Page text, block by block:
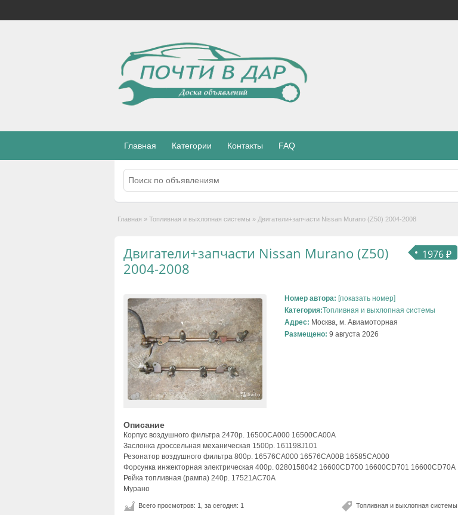
Главная Категории Контакты FAQ
Главная » Топливная и выхлопная системы » Двигатели+запчасти Nissan Murano (Z50) 2004-2008
1976 ₽
Двигатели+запчасти Nissan Murano (Z50)
2004-2008
Номер автора: [показать номер]
Категория:Топливная и выхлопная системы
Адрес: Москва, м. Авиамоторная
Размещено: 9 августа 2026
Описание
Корпус воздушного фильтра 2470р. 16500CA000 16500CA00A
Заслонка дроссельная механическая 1500р. 161198J101
Резонатор воздушного фильтра 800р. 16576CA000 16576CA00B 16585CA000
Форсунка инжекторная электрическая 400р. 0280158042 16600CD700 16600CD701 16600CD70A
Рейка топливная (рампа) 240р. 17521AC70A
Мурано
Топливная и выхлопная системы
Всего просмотров: 1, за сегодня: 1